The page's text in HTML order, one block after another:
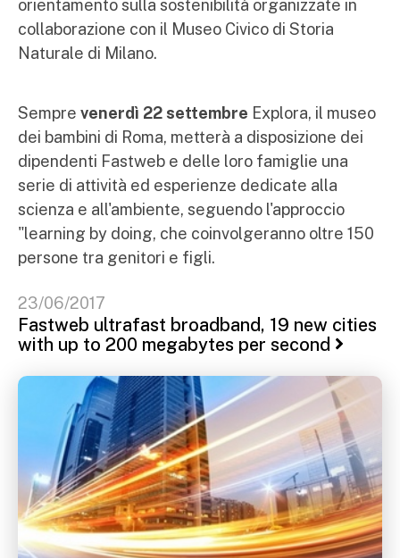
orientamento sulla sostenibilità organizzate in
collaborazione con il Museo Civico di Storia
Naturale di Milano.
Sempre venerdì 22 settembre Explora, il museo
dei bambini di Roma, metterà a disposizione dei
dipendenti Fastweb e delle loro famiglie una
serie di attività ed esperienze dedicate alla
scienza e all'ambiente, seguendo l'approccio
"learning by doing, che coinvolgeranno oltre 150
persone tra genitori e figli.
23/06/2017
Fastweb ultrafast broadband, 19 new cities
with up to 200 megabytes per second